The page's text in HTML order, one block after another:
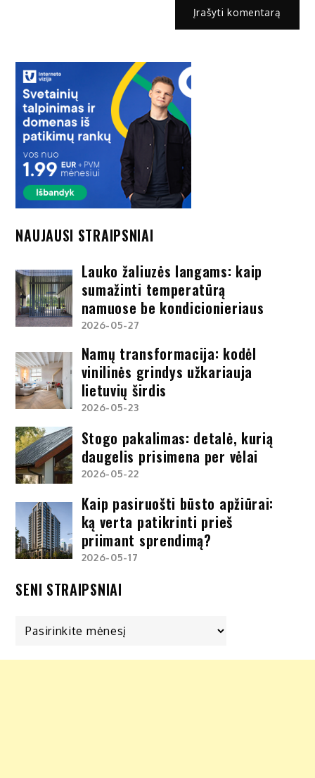
NAUJAUSI STRAIPSNIAI
Lauko žaliuzės langams: kaip
sumažinti temperatūrą
namuose be kondicionieriaus
2026-05-27
Namų transformacija: kodėl
vinilinės grindys užkariauja
lietuvių širdis
2026-05-23
Stogo pakalimas: detalė, kurią
daugelis prisimena per vėlai
2026-05-22
Kaip pasiruošti būsto apžiūrai:
ką verta patikrinti prieš
priimant sprendimą?
2026-05-17
SENI STRAIPSNIAI